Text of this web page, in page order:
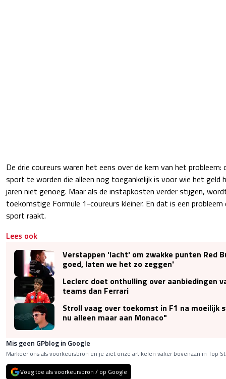
De drie coureurs waren het eens over de kern van het
sport te worden die alleen nog toegankelijk is voor wie het geld
jaren niet genoeg. Maar als de instapkosten verder stijgen,
toekomstige Formule 1-coureurs kleiner. En dat is een probleem
sport raakt.
Lees ook
Verstappen 'lacht' om zwakke punten Red
goed, laten we het zo zeggen'
Leclerc doet onthulling over aanbiedingen
teams dan Ferrari
Stroll vaag over toekomst in F1 na moeilijk
nu alleen maar aan Monaco"
Mis geen GPblog in Google
Markeer ons als voorkeursbron en je ziet onze artikelen vaker bovenaan in Top
Voeg toe als voorkeursbron / op Google